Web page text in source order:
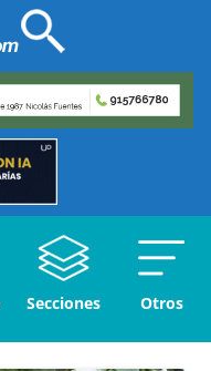
Secciones Otros